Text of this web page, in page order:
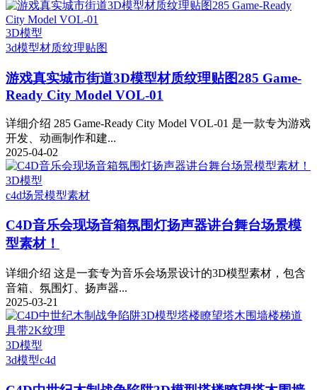
3D模型
3d模型材质纹理贴图
游戏真实城市街道3D模型材质纹理贴图285 Game-
Ready City Model VOL-01
详细介绍 285 Game-Ready City Model VOL-01 是一款专为游戏
开发、动画制作和建...
2025-04-02
3D模型
c4d场景模型素材
C4D音乐会现场音箱氛围灯扬声器讲台舞台场景模
型素材！
详细介绍 这是一套专为音乐会场景设计的3D模型素材，包含
音箱、氛围灯、扬声器...
2025-03-21
3D模型
3d模型c4d